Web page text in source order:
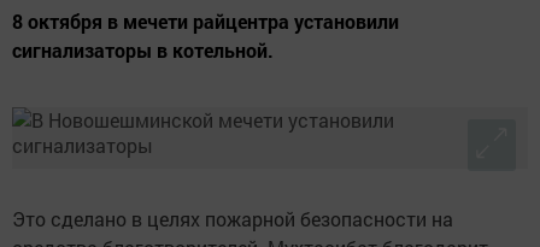
8 октября в мечети райцентра установили
сигнализаторы в котельной.
Это сделано в целях пожарной безопасности на